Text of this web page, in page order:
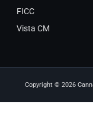
FICC
Vista CM
Copyright © 2026